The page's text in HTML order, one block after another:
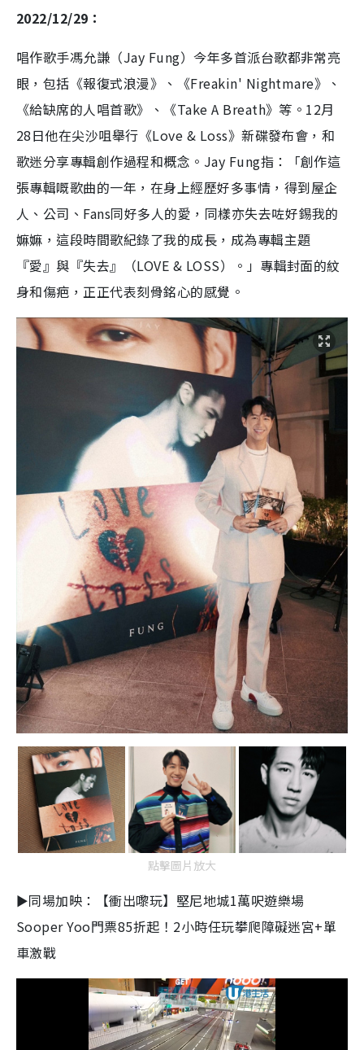
2022/12/29：
唱作歌手馮允謙（Jay Fung）今年多首派台歌都非常亮
眼，包括《報復式浪漫》、《Freakin' Nightmare》、
《給缺席的人唱首歌》、《Take A Breath》等。12月
28日他在尖沙咀舉行《Love & Loss》新碟發布會，和
歌迷分享專輯創作過程和概念。Jay Fung指：「創作這
張專輯嘅歌曲的一年，在身上經歷好多事情，得到屋企
人、公司、Fans同好多人的愛，同樣亦失去咗好錫我的
嫲嫲，這段時間歌紀錄了我的成長，成為專輯主題
『愛』與『失去』（LOVE & LOSS）。」專輯封面的紋
身和傷疤，正正代表刻骨銘心的感覺。
點擊圖片放大
►同場加映：【衝出嚟玩】堅尼地城1萬呎遊樂場
Sooper Yoo門票85折起！2小時任玩攀爬障礙迷宮+單
車激戰